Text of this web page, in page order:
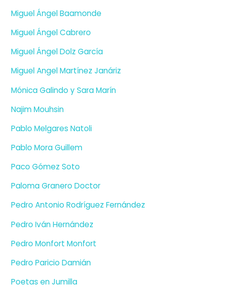
Miguel Ángel Baamonde
Miguel Ángel Cabrero
Miguel Ángel Dolz García
Miguel Angel Martínez Janáriz
Mónica Galindo y Sara Marín
Najim Mouhsin
Pablo Melgares Natoli
Pablo Mora Guillem
Paco Gómez Soto
Paloma Granero Doctor
Pedro Antonio Rodríguez Fernández
Pedro Iván Hernández
Pedro Monfort Monfort
Pedro Paricio Damián
Poetas en Jumilla